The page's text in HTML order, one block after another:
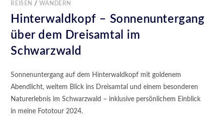
REISEN
/ WANDERN
Hinterwaldkopf – Sonnenuntergang
über dem Dreisamtal im
Schwarzwald
Sonnenuntergang auf dem Hinterwaldkopf mit goldenem
Abendlicht, weitem Blick ins Dreisamtal und einem besonderen
Naturerlebnis im Schwarzwald – inklusive persönlichem Einblick
in meine Fototour 2024.